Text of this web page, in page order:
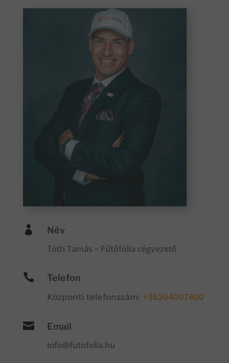
 Név
Tóth Tamás – Fűtőfólia cégvezető
 Telefon
Központi telefonszám: +36204007400
 Email
info@futofolia.hu